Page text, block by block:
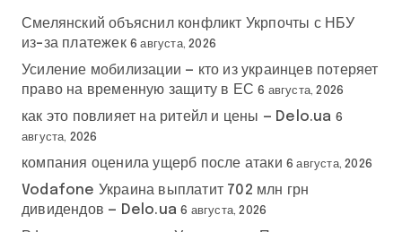
ц
и
я
з
а
п
Смелянский объяснил конфликт Укрпочты с НБУ
из-за платежек 6 августа, 2026
Усиление мобилизации — кто из украинцев потеряет
право на временную защиту в ЕС 6 августа, 2026
как это повлияет на ритейл и цены — Delo.ua 6
августа, 2026
компания оценила ущерб после атаки 6 августа, 2026
Vodafone Украина выплатит 702 млн грн
дивидендов — Delo.ua 6 августа, 2026